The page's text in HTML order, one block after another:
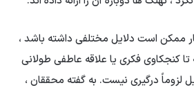
ممکن است دلایل مختلفی داشته باشد ،
تا کنجکاوی فکری یا علاقه عاطفی طولانی
لزوماً درگیری نیست. به گفته محققان ،